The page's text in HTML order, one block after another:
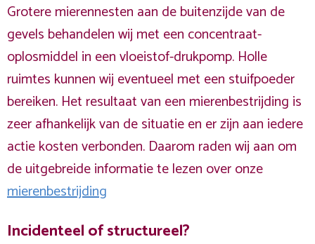
Grotere mierennesten aan de buitenzijde van de
gevels behandelen wij met een concentraat-
oplosmiddel in een vloeistof-drukpomp. Holle
ruimtes kunnen wij eventueel met een stuifpoeder
bereiken. Het resultaat van een mierenbestrijding is
zeer afhankelijk van de situatie en er zijn aan iedere
actie kosten verbonden. Daarom raden wij aan om
de uitgebreide informatie te lezen over onze
mierenbestrijding
Incidenteel of structureel?